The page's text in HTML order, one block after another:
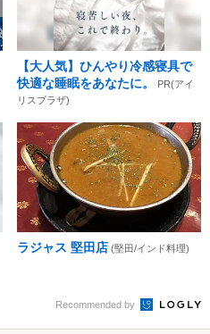
【大人気】ひんやり冷感寝具で
快適な睡眠をあなたに。
PR(アイ
リスプラザ)
ラジャス 堅田店 (堅田/インド料理)
Recommended by